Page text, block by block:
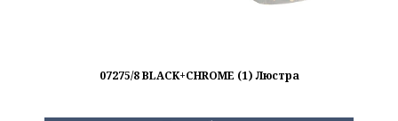
07275/8 BLACK+CHROME (1) Люстра